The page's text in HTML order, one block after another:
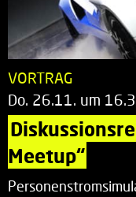
VORTRAG
Do. 26.11. um
Meetup“